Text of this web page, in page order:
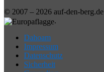
© 2007 – 2026 auf-den-
.
Dahoam
Impressum
Datenschutz
Sicherheit